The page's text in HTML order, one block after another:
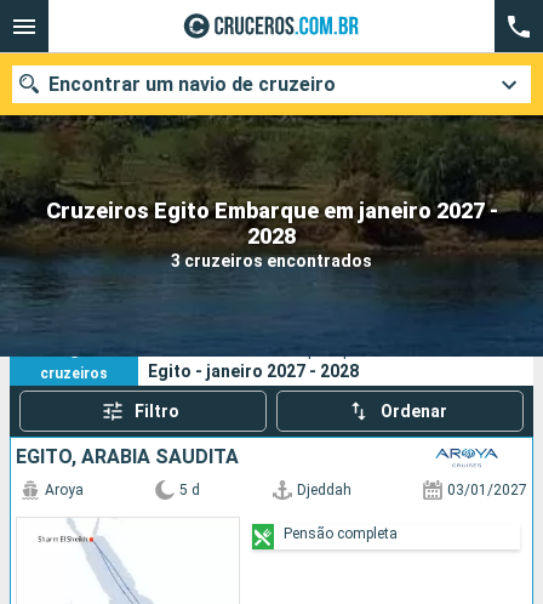
Cruzeiros Egito Embarque em janeiro 2027 -
2028
3 cruzeiros encontrados
Encontrar um navio de cruzeiro
Quando ir?
Data de partida
Pesquisar
3
cruzeiros
Egito - janeiro 2027 - 2028
Filtro Ordenar
EGITO, ARABIA SAUDITA
Aroya 5 d Djeddah 03/01/2027
Pensão completa